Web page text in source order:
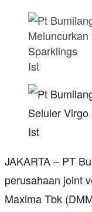
Ist
Ist
JAKARTA – PT
perusahaan joint
Maxima Tbk